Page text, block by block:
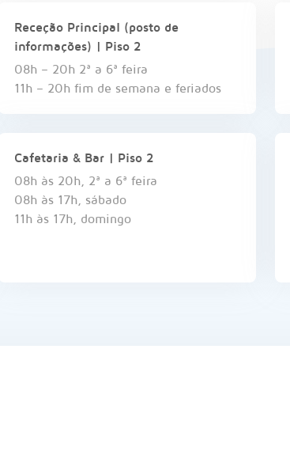
Receção Principal (posto de
informações) | Piso 2
08h – 20h 2ª a 6ª feira
11h – 20h fim de semana e feriados
Cafetaria & Bar | Piso 2
08h às 20h, 2ª a 6ª feira
08h às 17h, sábado
11h às 17h, domingo